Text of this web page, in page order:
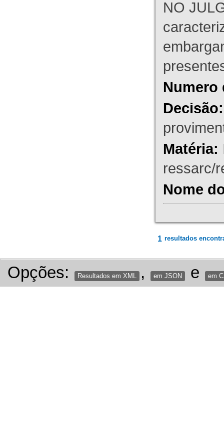
NO
Numero
Decisão:
Matéria:
ressarc/
Nome
1 resultados
Opções: Resultados em XML , em JSON e em